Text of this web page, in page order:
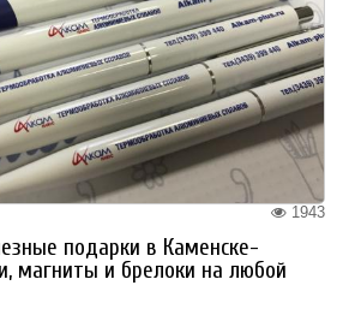
1943
подарки в Каменске-
магниты и брелоки на любой